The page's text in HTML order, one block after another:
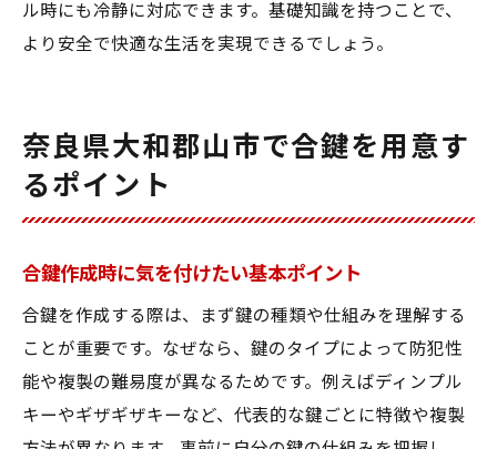
ル時にも冷静に対応できます。基礎知識を持つことで、
より安全で快適な生活を実現できるでしょう。
奈良県大和郡山市で合鍵を用意す
るポイント
合鍵作成時に気を付けたい基本ポイント
合鍵を作成する際は、まず鍵の種類や仕組みを理解する
ことが重要です。なぜなら、鍵のタイプによって防犯性
能や複製の難易度が異なるためです。例えばディンプル
キーやギザギザキーなど、代表的な鍵ごとに特徴や複製